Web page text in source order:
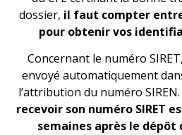
dossier, il faut compter
pour obtenir vos
Concernant le numéro
envoyé automatiquement
l’attribution du numéro SIREN.
recevoir son numéro SIRET
semaines après le dépôt